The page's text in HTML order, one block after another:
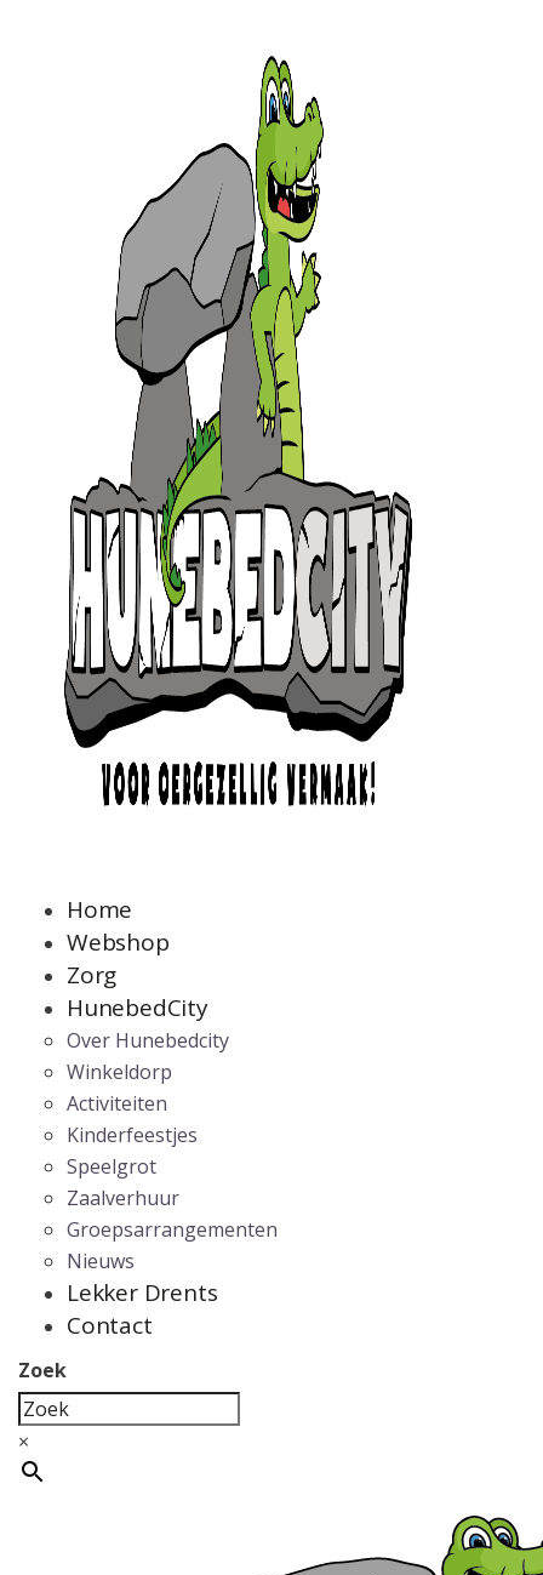
Home
Webshop
Zorg
HunebedCity
Over Hunebedcity
Winkeldorp
Activiteiten
Kinderfeestjes
Speelgrot
Zaalverhuur
Groepsarrangementen
Nieuws
Lekker Drents
Contact
Zoek
×